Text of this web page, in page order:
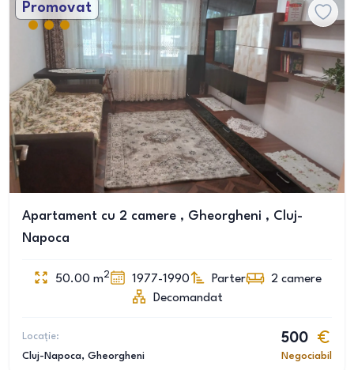
Promovat
Apartament cu 2 camere , Gheorgheni , Cluj-
Napoca
50.00 m2 1977-1990 Parter 2 camere
Decomandat
Locație:
Cluj-Napoca, Gheorgheni
500
Negociabil